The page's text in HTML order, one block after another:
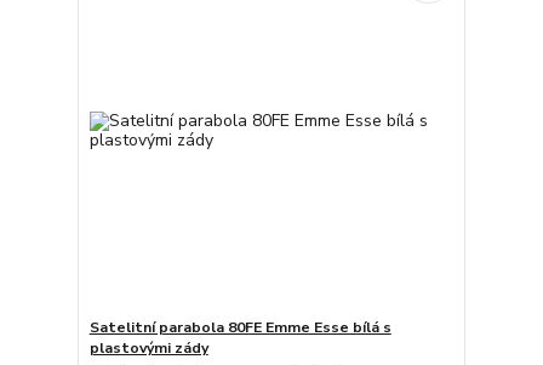
Satelitní parabola 80FE Emme Esse bílá s
plastovými zády